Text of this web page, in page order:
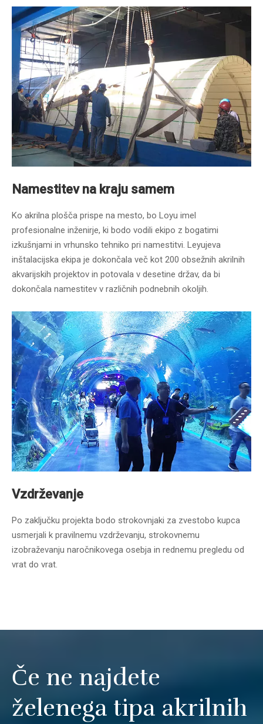
Namestitev na kraju samem
Ko akrilna plošča prispe na mesto, bo Loyu imel
profesionalne inženirje, ki bodo vodili ekipo z bogatimi
izkušnjami in vrhunsko tehniko pri namestitvi. Leyujeva
inštalacijska ekipa je dokončala več kot 200 obsežnih akrilnih
akvarijskih projektov in potovala v desetine držav, da bi
dokončala namestitev v različnih podnebnih okoljih.
Vzdrževanje
Po zaključku projekta bodo strokovnjaki za zvestobo kupca
usmerjali k pravilnemu vzdrževanju, strokovnemu
izobraževanju naročnikovega osebja in rednemu pregledu od
vrat do vrat.
Če ne najdete
želenega tipa akrilnih